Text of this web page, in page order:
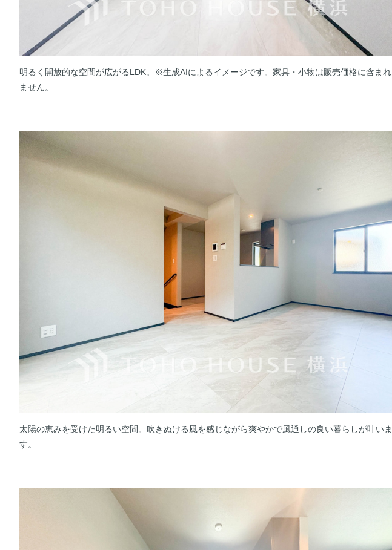
明るく開放的な空間が広がるLDK。※生成AIによるイメージです。家具・小物は販売価格に含まれ
ません。
太陽の恵みを受けた明るい空間。吹きぬける風を感じながら爽やかで風通しの良い暮らしが叶いま
す。